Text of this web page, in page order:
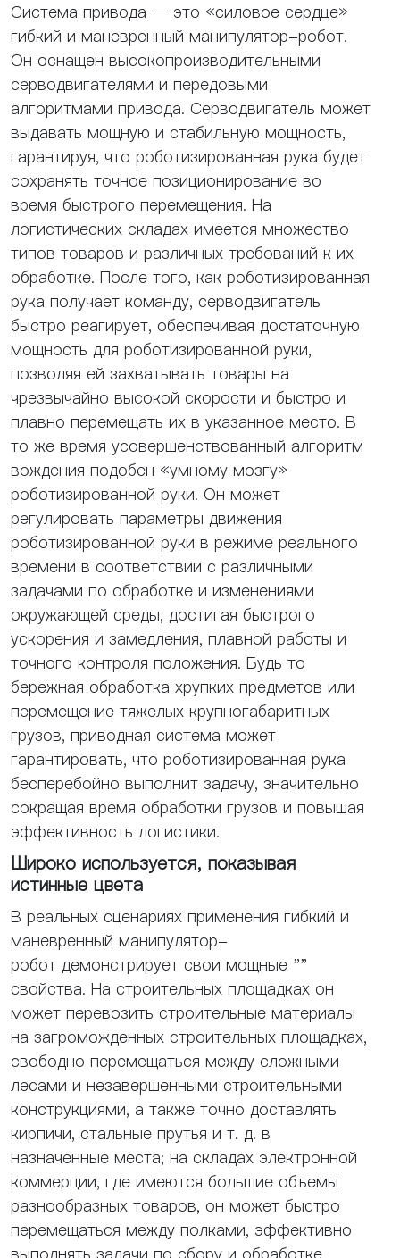
Система привода — это «силовое сердце»
гибкий и маневренный манипулятор-робот.
Он оснащен высокопроизводительными
серводвигателями и передовыми
алгоритмами привода. Серводвигатель может
выдавать мощную и стабильную мощность,
гарантируя, что роботизированная рука будет
сохранять точное позиционирование во
время быстрого перемещения. На
логистических складах имеется множество
типов товаров и различных требований к их
обработке. После того, как роботизированная
рука получает команду, серводвигатель
быстро реагирует, обеспечивая достаточную
мощность для роботизированной руки,
позволяя ей захватывать товары на
чрезвычайно высокой скорости и быстро и
плавно перемещать их в указанное место. В
то же время усовершенствованный алгоритм
вождения подобен «умному мозгу»
роботизированной руки. Он может
регулировать параметры движения
роботизированной руки в режиме реального
времени в соответствии с различными
задачами по обработке и изменениями
окружающей среды, достигая быстрого
ускорения и замедления, плавной работы и
точного контроля положения. Будь то
бережная обработка хрупких предметов или
перемещение тяжелых крупногабаритных
грузов, приводная система может
гарантировать, что роботизированная рука
бесперебойно выполнит задачу, значительно
сокращая время обработки грузов и повышая
эффективность логистики.
Широко используется, показывая
истинные цвета
В реальных сценариях применения гибкий и
маневренный манипулятор-
робот демонстрирует свои мощные ""
свойства. На строительных площадках он
может перевозить строительные материалы
на загроможденных строительных площадках,
свободно перемещаться между сложными
лесами и незавершенными строительными
конструкциями, а также точно доставлять
кирпичи, стальные прутья и т. д. в
назначенные места; на складах электронной
коммерции, где имеются большие объемы
разнообразных товаров, он может быстро
перемещаться между полками, эффективно